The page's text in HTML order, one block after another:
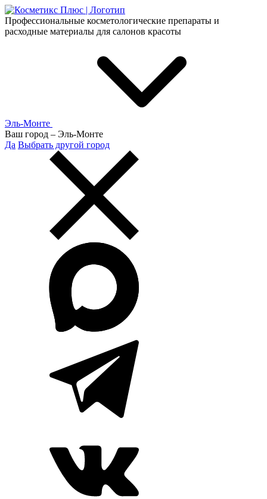
Профессиональные косметологические препараты и
расходные материалы для салонов красоты
Эль-Монте
Ваш город – Эль-Монте
Да Выбрать другой город